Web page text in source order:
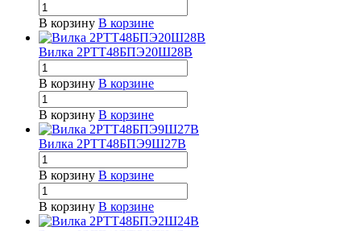
В корзину В корзине
Вилка 2РТТ48БПЭ20Ш28В
В корзину В корзине
В корзину В корзине
Вилка 2РТТ48БПЭ9Ш27В
В корзину В корзине
В корзину В корзине